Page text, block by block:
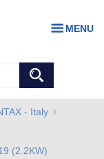
MENU
- Italy
(2.2KW)